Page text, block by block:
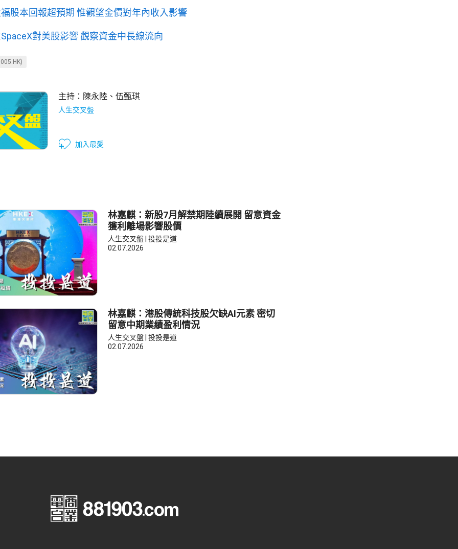
股本回報超預期 惟觀望金價對年內收入影響
對美股影響 觀察資金中長線流向
主持： 陳永陸 、 伍甄琪
人生交叉盤
加入最愛
林嘉麒：新股7月解禁期陸續展開 留意資金
獲利離場影響股價
人生交叉盤 | 投投是道
02.07.2026
林嘉麒：港股傳統科技股欠缺AI元素 密切
留意中期業績盈利情況
人生交叉盤 | 投投是道
02.07.2026